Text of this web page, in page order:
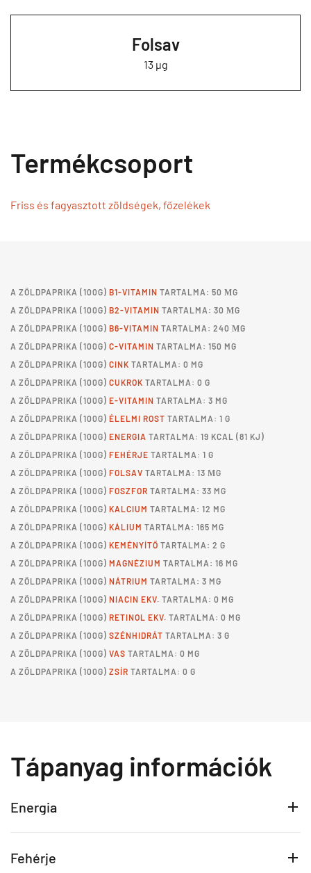
Folsav
13 µg
Termékcsoport
Friss és fagyasztott zöldségek, főzelékek
A ZÖLDPAPRIKA (100G) B1-VITAMIN TARTALMA: 50 ΜG
A ZÖLDPAPRIKA (100G) B2-VITAMIN TARTALMA: 30 ΜG
A ZÖLDPAPRIKA (100G) B6-VITAMIN TARTALMA: 240 ΜG
A ZÖLDPAPRIKA (100G) C-VITAMIN TARTALMA: 150 MG
A ZÖLDPAPRIKA (100G) CINK TARTALMA: 0 MG
A ZÖLDPAPRIKA (100G) CUKROK TARTALMA: 0 G
A ZÖLDPAPRIKA (100G) E-VITAMIN TARTALMA: 3 MG
A ZÖLDPAPRIKA (100G) ÉLELMI ROST TARTALMA: 1 G
A ZÖLDPAPRIKA (100G) ENERGIA TARTALMA: 19 KCAL (81 KJ)
A ZÖLDPAPRIKA (100G) FEHÉRJE TARTALMA: 1 G
A ZÖLDPAPRIKA (100G) FOLSAV TARTALMA: 13 ΜG
A ZÖLDPAPRIKA (100G) FOSZFOR TARTALMA: 33 MG
A ZÖLDPAPRIKA (100G) KALCIUM TARTALMA: 12 MG
A ZÖLDPAPRIKA (100G) KÁLIUM TARTALMA: 165 MG
A ZÖLDPAPRIKA (100G) KEMÉNYÍTŐ TARTALMA: 2 G
A ZÖLDPAPRIKA (100G) MAGNÉZIUM TARTALMA: 16 MG
A ZÖLDPAPRIKA (100G) NÁTRIUM TARTALMA: 3 MG
A ZÖLDPAPRIKA (100G) NIACIN EKV. TARTALMA: 0 MG
A ZÖLDPAPRIKA (100G) RETINOL EKV. TARTALMA: 0 MG
A ZÖLDPAPRIKA (100G) SZÉNHIDRÁT TARTALMA: 3 G
A ZÖLDPAPRIKA (100G) VAS TARTALMA: 0 MG
A ZÖLDPAPRIKA (100G) ZSÍR TARTALMA: 0 G
Tápanyag információk
Energia
Fehérje